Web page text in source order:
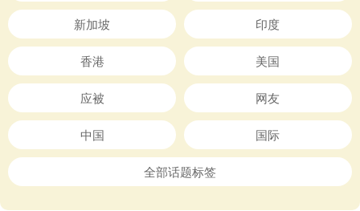
新加坡 印度
香港 美国
应被 网友
中国 国际
全部话题标签